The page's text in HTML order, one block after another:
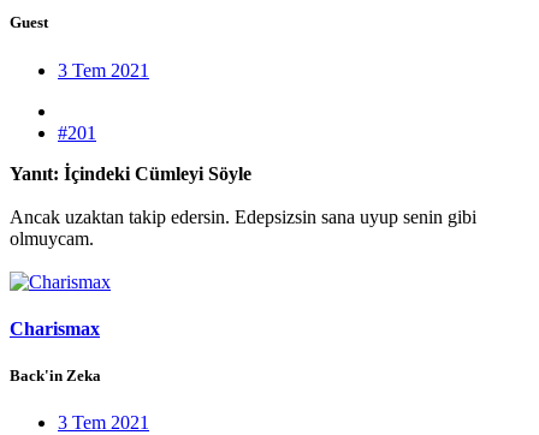
Guest
3 Tem 2021
#201
Yanıt: İçindeki Cümleyi Söyle
Ancak uzaktan takip edersin. Edepsizsin sana uyup senin gibi
olmuycam.
Charismax
Back'in Zeka
3 Tem 2021